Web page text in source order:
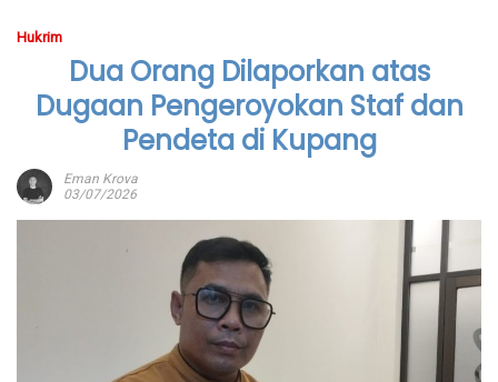
Hukrim
Dua Orang Dilaporkan atas
Dugaan Pengeroyokan Staf dan
Pendeta di Kupang
Eman Krova
03/07/2026